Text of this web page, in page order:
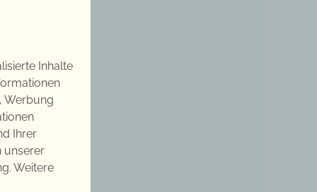
Inhalte
Werbung
Ihrer
unserer
Weitere